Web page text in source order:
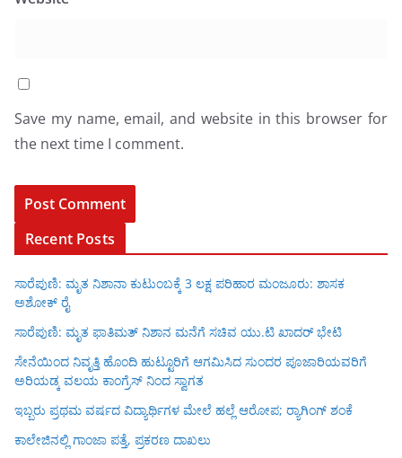
Save my name, email, and website in this browser for
the next time I comment.
Recent Posts
ಸಾರೆಪುಣಿ: ಮೃತ ನಿಶಾನಾ ಕುಟುಂಬಕ್ಕೆ 3 ಲಕ್ಷ ಪರಿಹಾರ ಮಂಜೂರು: ಶಾಸಕ
ಅಶೋಕ್ ರೈ
ಸಾರೆಪುಣಿ: ಮೃತ ಫಾತಿಮತ್ ನಿಶಾನ ಮನೆಗೆ ಸಚಿವ ಯು.ಟಿ ಖಾದರ್ ಭೇಟಿ
ಸೇನೆಯಿಂದ ನಿವೃತ್ತಿ ಹೊಂದಿ ಹುಟ್ಟೂರಿಗೆ ಆಗಮಿಸಿದ ಸುಂದರ ಪೂಜಾರಿಯವರಿಗೆ
ಅರಿಯಡ್ಕ ವಲಯ ಕಾಂಗ್ರೆಸ್ ನಿಂದ ಸ್ವಾಗತ
ಇಬ್ಬರು ಪ್ರಥಮ ವರ್ಷದ ವಿದ್ಯಾರ್ಥಿಗಳ ಮೇಲೆ ಹಲ್ಲೆ ಆರೋಪ; ರ‍್ಯಾಗಿಂಗ್ ಶಂಕೆ
ಕಾಲೇಜಿನಲ್ಲಿ ಗಾಂಜಾ ಪತ್ತೆ, ಪ್ರಕರಣ ದಾಖಲು